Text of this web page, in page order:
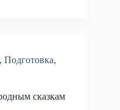
, Подготовка,
сказкам